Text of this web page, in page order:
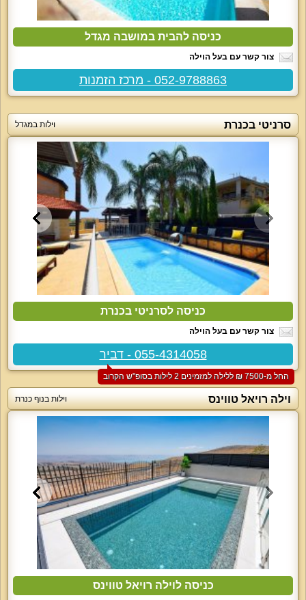
כניסה להבית במושבה מגדל
צור קשר עם בעל הוילה
052-9788863 - מרכז הזמנות
סרניטי בכנרת וילות במגדל
כניסה לסרניטי בכנרת
צור קשר עם בעל הוילה
055-4314058 - דביר
החל מ-‏7500 ₪ ללילה למזמינים 2 לילות בסופ"ש הקרוב
וילה רויאל טווינס וילות בנוף כנרת
כניסה לוילה רויאל טווינס